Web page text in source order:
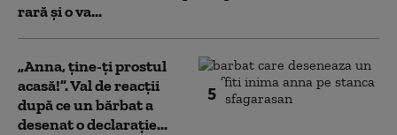
rară și o va...
5
„Anna, ţine-ţi prostul
acasă!”. Val de reacții
după ce un bărbat a
desenat o declarație...